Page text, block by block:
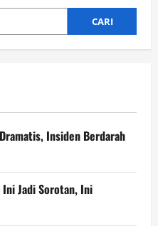
CARI
Insiden Berdarah
Jadi Sorotan, Ini